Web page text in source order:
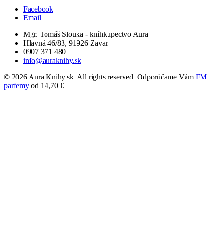
Facebook
Email
Mgr. Tomáš Slouka - kníhkupectvo Aura
Hlavná 46/83, 91926 Zavar
0907 371 480
info@auraknihy.sk
© 2026 Aura Knihy.sk. All rights reserved. Odporúčame Vám FM
parfemy od 14,70 €